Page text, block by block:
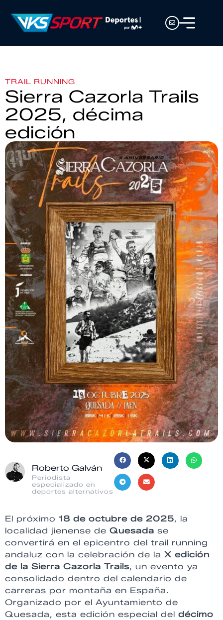
TRAIL RUNNING
Sierra Cazorla Trails
2025, décima
edición
Roberto Galván
Periodista
especializado en
deportes alternativos
El próximo 18 de octubre de 2025, la
localidad jienense de Quesada se
convertirá en el epicentro del trail running
andaluz con la celebración de la X edición
de la Sierra Cazorla Trails, un evento ya
consolidado dentro del calendario de
carreras por montaña en España.
Organizado por el Ayuntamiento de
Quesada, esta edición especial del décimo